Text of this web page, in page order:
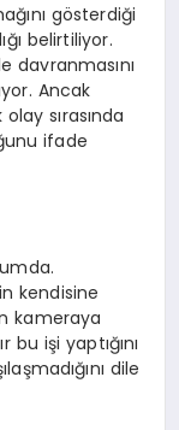
gösterdiği
belirtiliyor.
davranmasını
Ancak
sırasında
ifade
kendisine
kameraya
bu işi yaptığını
dile